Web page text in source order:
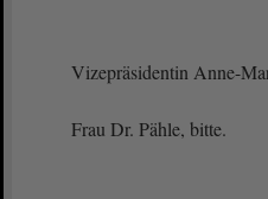
Vizepräsidentin Anne-
Frau Dr. Pähle, bitte.